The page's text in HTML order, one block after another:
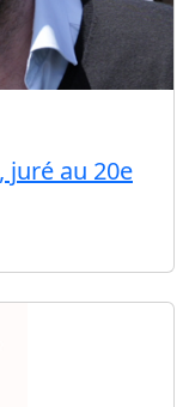
juré au 20e